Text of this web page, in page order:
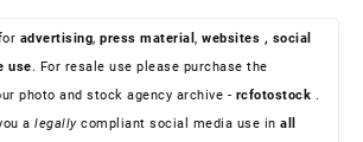
advertising, press material , websites , social
use. For resale use please purchase the
photo and stock agency archive - rcfotostock .
a legallycompliant social media use in all